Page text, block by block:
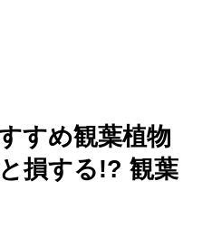
すめ観葉植物
損する!? 観葉